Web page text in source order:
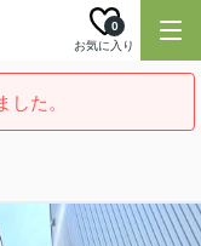
お気に入り
0
た。